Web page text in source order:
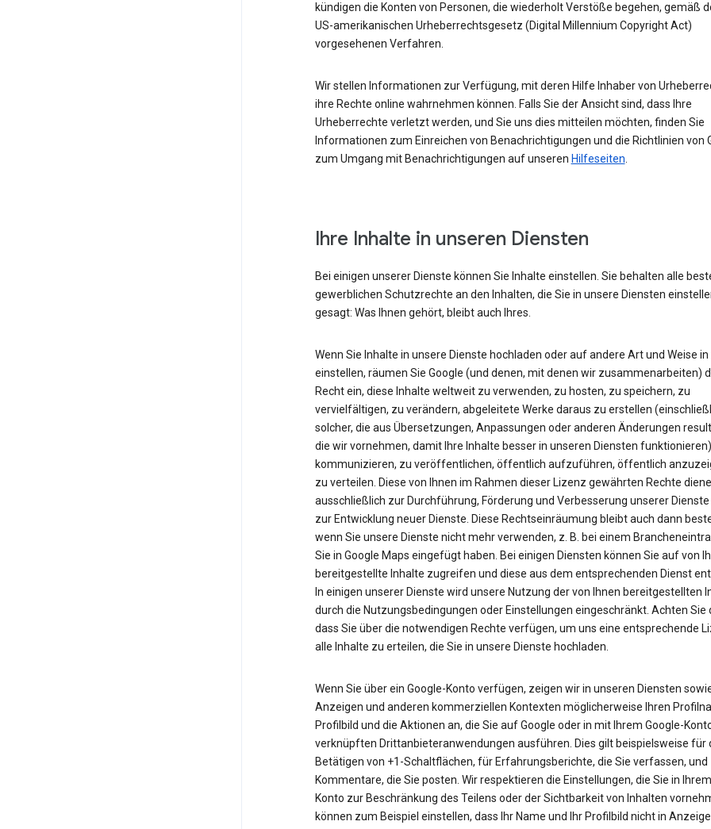
kündigen die Konten von Personen, die wiederholt Verstöße begehen, gemäß
US-amerikanischen Urheberrechtsgesetz (Digital Millennium Copyright Act)
vorgesehenen Verfahren.
Wir stellen Informationen zur Verfügung, mit deren Hilfe Inhaber von
ihre Rechte online wahrnehmen können. Falls Sie der Ansicht sind, dass Ihre
Urheberrechte verletzt werden, und Sie uns dies mitteilen möchten, finden Sie
Informationen zum Einreichen von Benachrichtigungen und die Richtlinien von
zum Umgang mit Benachrichtigungen auf unseren Hilfeseiten.
Ihre Inhalte in unseren Diensten
Bei einigen unserer Dienste können Sie Inhalte einstellen. Sie behalten alle
gewerblichen Schutzrechte an den Inhalten, die Sie in unsere Diensten
gesagt: Was Ihnen gehört, bleibt auch Ihres.
Wenn Sie Inhalte in unsere Dienste hochladen oder auf andere Art und Weise in
einstellen, räumen Sie Google (und denen, mit denen wir zusammenarbeiten)
Recht ein, diese Inhalte weltweit zu verwenden, zu hosten, zu speichern, zu
vervielfältigen, zu verändern, abgeleitete Werke daraus zu erstellen
solcher, die aus Übersetzungen, Anpassungen oder anderen Änderungen
die wir vornehmen, damit Ihre Inhalte besser in unseren Diensten
kommunizieren, zu veröffentlichen, öffentlich aufzuführen, öffentlich
zu verteilen. Diese von Ihnen im Rahmen dieser Lizenz gewährten Rechte
ausschließlich zur Durchführung, Förderung und Verbesserung unserer
zur Entwicklung neuer Dienste. Diese Rechtseinräumung bleibt auch dann
wenn Sie unsere Dienste nicht mehr verwenden, z. B. bei einem
Sie in Google Maps eingefügt haben. Bei einigen Diensten können Sie auf von
bereitgestellte Inhalte zugreifen und diese aus dem entsprechenden Dienst
In einigen unserer Dienste wird unsere Nutzung der von Ihnen bereitgestellten
durch die Nutzungsbedingungen oder Einstellungen eingeschränkt. Achten Sie
dass Sie über die notwendigen Rechte verfügen, um uns eine entsprechende
alle Inhalte zu erteilen, die Sie in unsere Dienste hochladen.
Wenn Sie über ein Google-Konto verfügen, zeigen wir in unseren Diensten
Anzeigen und anderen kommerziellen Kontexten möglicherweise Ihren
Profilbild und die Aktionen an, die Sie auf Google oder in mit Ihrem Google-
verknüpften Drittanbieteranwendungen ausführen. Dies gilt beispielsweise für
Betätigen von +1-Schaltflächen, für Erfahrungsberichte, die Sie verfassen, und
Kommentare, die Sie posten. Wir respektieren die Einstellungen, die Sie in
Konto zur Beschränkung des Teilens oder der Sichtbarkeit von Inhalten
können zum Beispiel einstellen, dass Ihr Name und Ihr Profilbild nicht in